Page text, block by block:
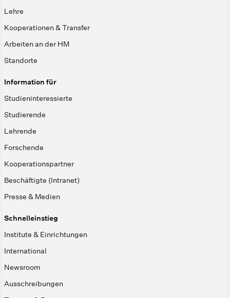
Lehre
Kooperationen & Transfer
Arbeiten an der HM
Standorte
Information für
Studieninteressierte
Studierende
Lehrende
Forschende
Kooperationspartner
Beschäftigte (Intranet)
Presse & Medien
Schnelleinstieg
Institute & Einrichtungen
International
Newsroom
Ausschreibungen